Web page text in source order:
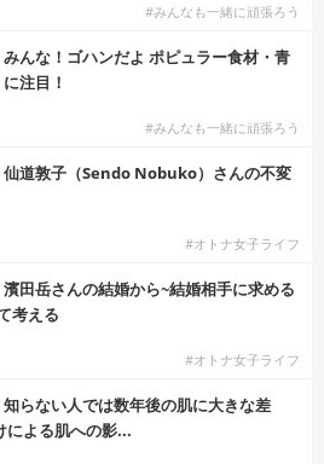
#みんなも一緒に頑張ろう
みんな！ゴハンだよ ポピュラー食材・青
注目！
#みんなも一緒に頑張ろう
仙道敦子（Sendo Nobuko）さんの不変
#オトナ女子ライフ
濱田岳さんの結婚から~結婚相手に求める
考える
#オトナ女子ライフ
らない人では数年後の肌に大きな差
による肌への影...